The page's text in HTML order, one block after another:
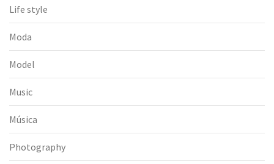
Life style
Moda
Model
Music
Música
Photography